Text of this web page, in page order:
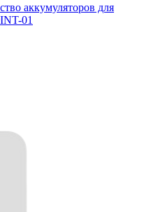
аккумуляторов для
01